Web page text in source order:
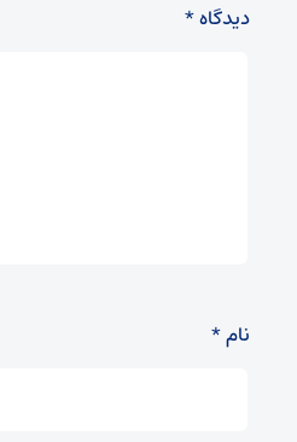
دیدگاه*
نام*